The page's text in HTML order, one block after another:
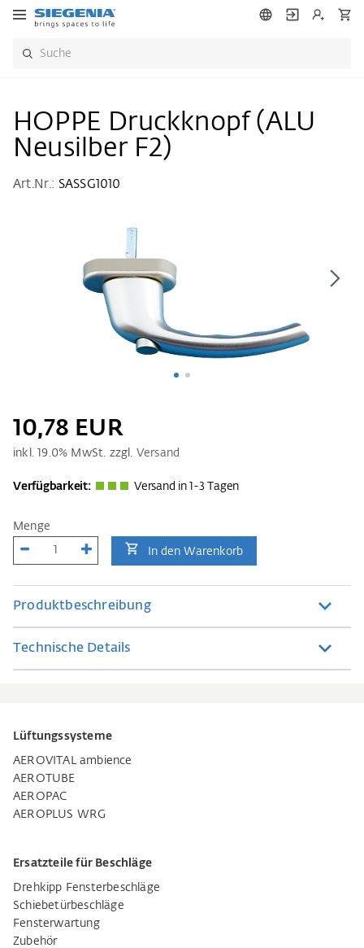
HOPPE Druckknopf (ALU
Neusilber F2)
Art.Nr.: SASSG1010
10,78 EUR
inkl.19.0% MwSt. zzgl. Versand
Verfügbarkeit: Versand in 1-3 Tagen
Menge
In den Warenkorb
Produktbeschreibung
Technische Details
Lüftungssysteme
AEROVITAL ambience
AEROTUBE
AEROPAC
AEROPLUS WRG
Ersatzteile für Beschläge
Drehkipp Fensterbeschläge
Schiebetürbeschläge
Fensterwartung
Zubehör